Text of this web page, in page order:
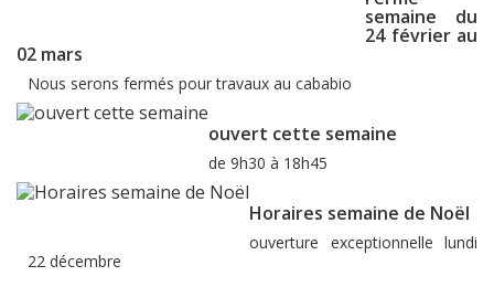
semaine du
24 février au
02 mars
Nous serons fermés pour travaux au cababio
ouvert cette semaine
de 9h30 à 18h45
Horaires semaine de Noël
ouverture exceptionnelle lundi
22 décembre